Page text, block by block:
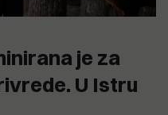
je za
U Istru